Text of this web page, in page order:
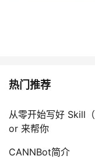
热门推荐
从零开始写好 Skill
or 来帮你
CANNBot简介